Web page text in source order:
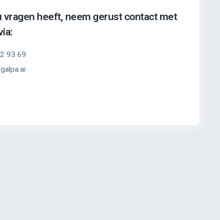
vragen heeft, neem gerust contact met
93 69